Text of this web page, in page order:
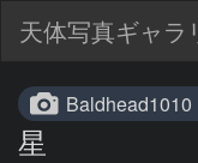
天体写真ギャラ
Baldhead1010
星